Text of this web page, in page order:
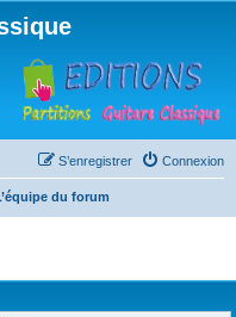
Connexion
S’enregistrer
du forum